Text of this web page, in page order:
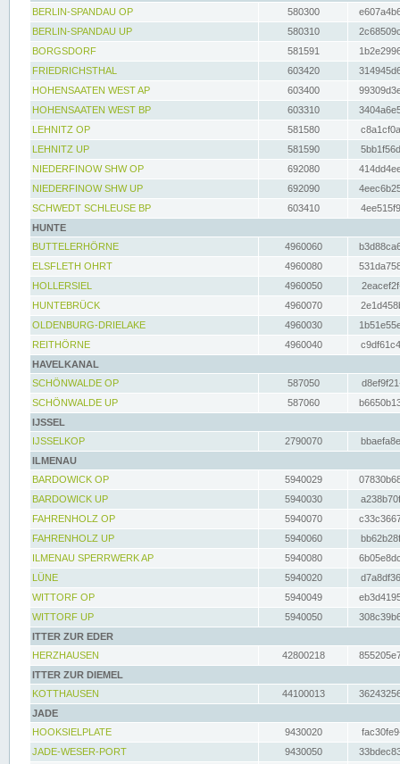
BERLIN-SPANDAU OP
580300
BERLIN-SPANDAU UP
580310
BORGSDORF
581591
FRIEDRICHSTHAL
603420
HOHENSAATEN WEST AP
603400
HOHENSAATEN WEST BP
603310
LEHNITZ OP
581580
LEHNITZ UP
581590
NIEDERFINOW SHW OP
692080
NIEDERFINOW SHW UP
692090
SCHWEDT SCHLEUSE BP
603410
HUNTE
BUTTELERHÖRNE
4960060
ELSFLETH OHRT
4960080
HOLLERSIEL
4960050
HUNTEBRÜCK
4960070
OLDENBURG-DRIELAKE
4960030
REITHÖRNE
4960040
HAVELKANAL
SCHÖNWALDE OP
587050
SCHÖNWALDE UP
587060
IJSSEL
IJSSELKOP
2790070
ILMENAU
BARDOWICK OP
5940029
BARDOWICK UP
5940030
FAHRENHOLZ OP
5940070
FAHRENHOLZ UP
5940060
ILMENAU SPERRWERK AP
5940080
LÜNE
5940020
WITTORF OP
5940049
WITTORF UP
5940050
ITTER ZUR EDER
HERZHAUSEN
42800218
ITTER ZUR DIEMEL
KOTTHAUSEN
44100013
JADE
HOOKSIELPLATE
9430020
JADE-WESER-PORT
9430050